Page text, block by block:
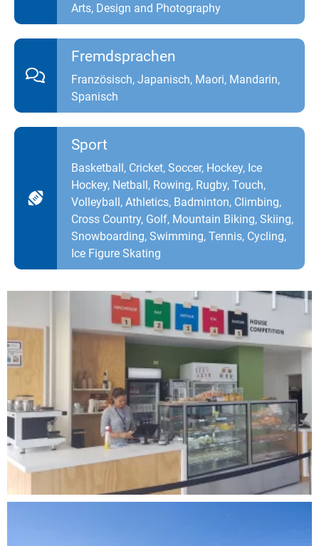
Arts, Design and Photography
Fremdsprachen
Französisch, Japanisch, Maori, Mandarin,
Spanisch
Sport
Basketball, Cricket, Soccer, Hockey, Ice
Hockey, Netball, Rowing, Rugby, Touch,
Volleyball, Athletics, Badminton, Climbing,
Cross Country, Golf, Mountain Biking, Skiing,
Snowboarding, Swimming, Tennis, Cycling,
Ice Figure Skating